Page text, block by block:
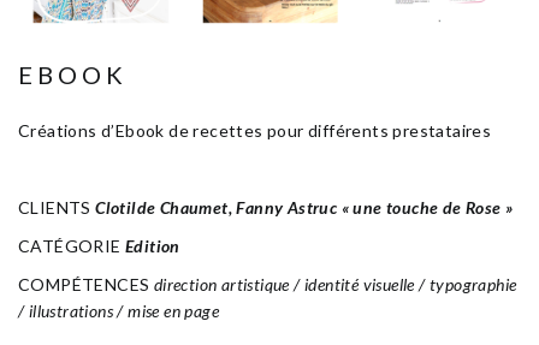
EBOOK
Créations d’Ebook de recettes pour différents prestataires
CLIENTSClotilde Chaumet, Fanny Astruc « une touche de Rose »
CATÉGORIE Edition
COMPÉTENCES direction artistique / identité visuelle / typographie
/ illustrations / mise en page